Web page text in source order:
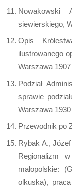
siewierskiego,
Opis
ilustrowanego
Warszawa 1907
Podział
sprawie
Warszawa 1930
Przewodnik po
Rybak A.,
Regionalizm
małopolskie:
olkuska),